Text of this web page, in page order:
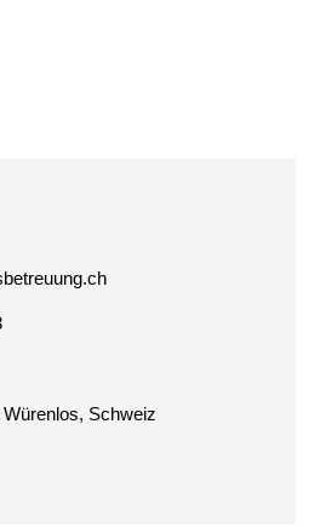
Schweiz